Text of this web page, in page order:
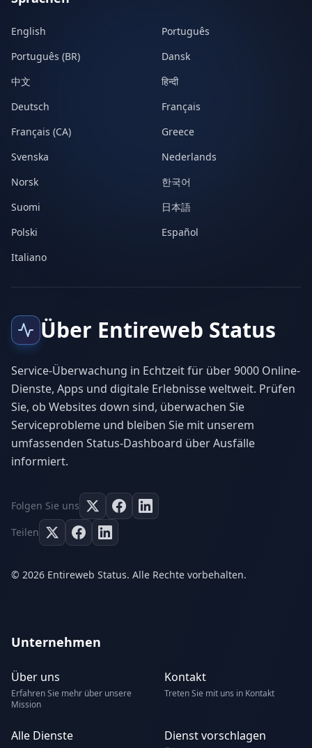
English
Português
Português (BR)
Dansk
中文
हिन्दी
Deutsch
Français
Français (CA)
Greece
Svenska
Nederlands
Norsk
한국어
Suomi
日本語
Polski
Español
Italiano
Über Entireweb Status
Service-Überwachung in Echtzeit für über 9000 Online-
Dienste, Apps und digitale Erlebnisse weltweit. Prüfen
Sie, ob Websites down sind, überwachen Sie
Serviceprobleme und bleiben Sie mit unserem
umfassenden Status-Dashboard über Ausfälle
informiert.
Folgen Sie uns
Teilen
© 2026 Entireweb Status. Alle Rechte vorbehalten.
Unternehmen
Über uns
Erfahren Sie mehr über unsere
Mission
Kontakt
Treten Sie mit uns in Kontakt
Alle Dienste Dienst vorschlagen